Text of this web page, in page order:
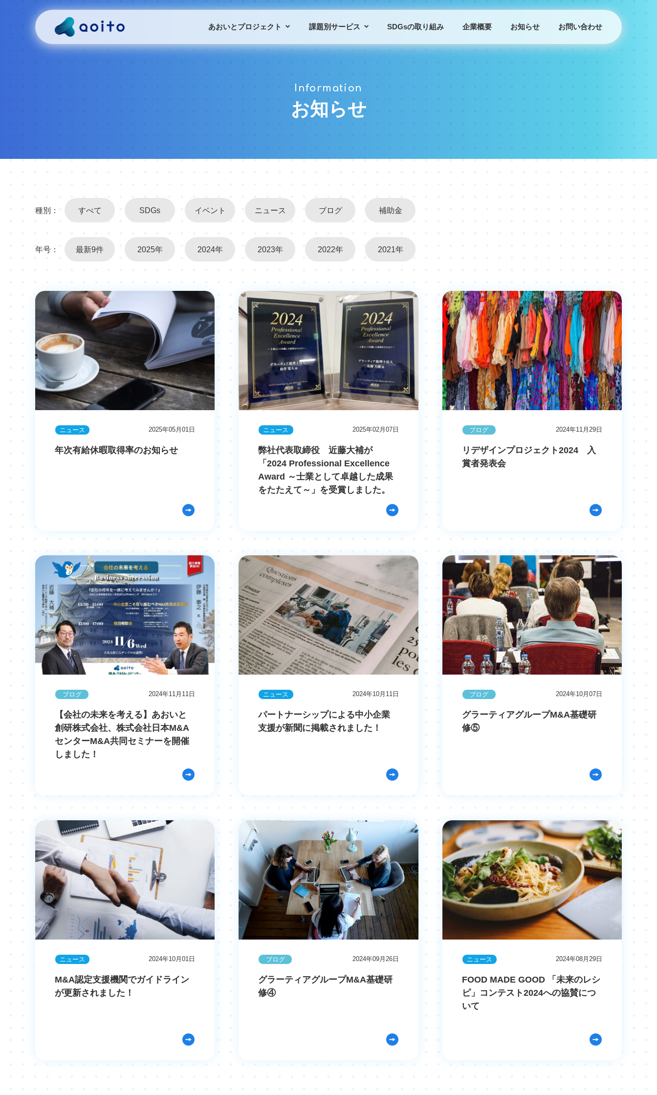
あおいとプロジェクト 課題別サービス
導入事例
SDGsの取り組み 企業概要 お知らせ お問い合わせ
Information
お知らせ
種別： すべて SDGs イベント ニュース ブログ 補助金
年号： 最新9件 2025年 2024年 2023年 2022年 2021年
ニュース 2025年05月01日
年次有給休暇取得率のお知らせ
ニュース 2025年02月07日
弊社代表取締役 近藤大補が
「2024 Professional Excellence
Award ～士業として卓越した成果
をたたえて～」を受賞しました。
ブログ 2024年11月29日
リデザインプロジェクト2024 入
賞者発表会
ブログ 2024年11月11日
【会社の未来を考える】あおいと
創研株式会社、株式会社日本M&A
センターM&A共同セミナーを開催
しました！
ニュース 2024年10月11日
パートナーシップによる中小企業
支援が新聞に掲載されました！
ブログ 2024年10月07日
グラーティアグループM&A基礎研
修⑤
ニュース 2024年10月01日
M&A認定支援機関でガイドライン
が更新されました！
ブログ 2024年09月26日
グラーティアグループM&A基礎研
修④
ニュース 2024年08月29日
FOOD MADE GOOD 「未来のレシ
ピ」コンテスト2024への協賛につ
いて